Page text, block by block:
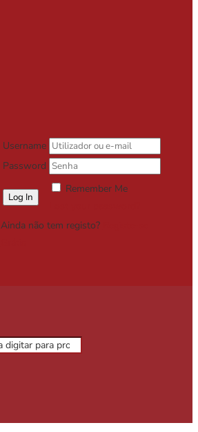
Username
Password
Remember Me
Ainda não tem registo?